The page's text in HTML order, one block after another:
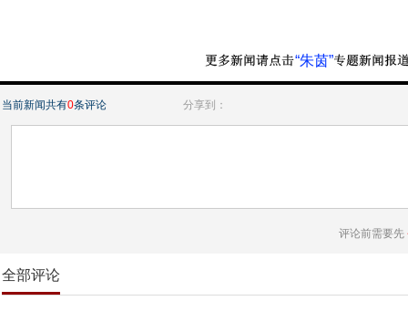
“朱茵”
当前新闻共有0条评论 分享到：
评论前需要先
全部评论